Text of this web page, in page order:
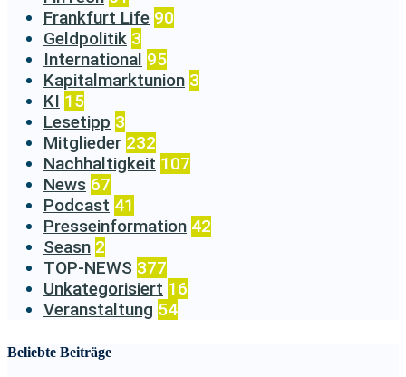
Frankfurt Life 90
Geldpolitik 3
International 95
Kapitalmarktunion 3
KI 15
Lesetipp 3
Mitglieder 232
Nachhaltigkeit 107
News 67
Podcast 41
Presseinformation 42
Seasn 2
TOP-NEWS 377
Unkategorisiert 16
Veranstaltung 54
Beliebte Beiträge